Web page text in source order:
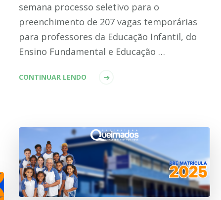
semana processo seletivo para o
preenchimento de 207 vagas temporárias
para professores da Educação Infantil, do
Ensino Fundamental e Educação …
CONTINUAR LENDO